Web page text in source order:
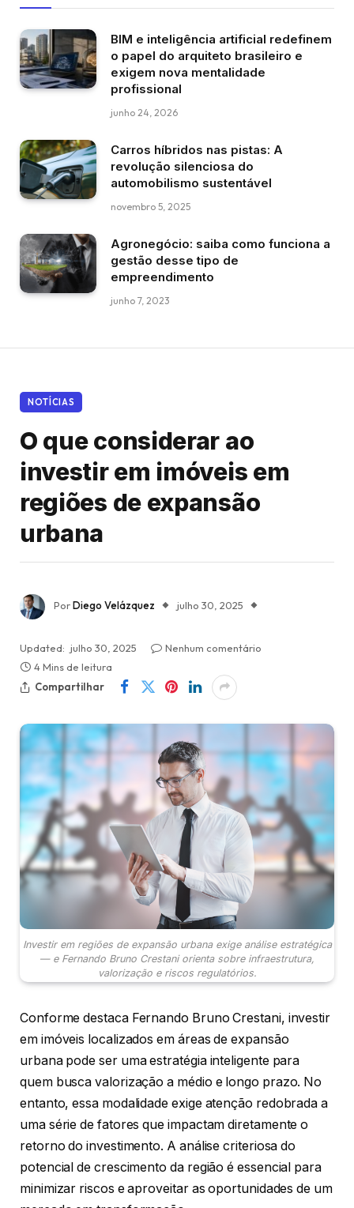
BIM e inteligência artificial redefinem
o papel do arquiteto brasileiro e
exigem nova mentalidade
profissional
junho 24, 2026
Carros híbridos nas pistas: A
revolução silenciosa do
automobilismo sustentável
novembro 5, 2025
Agronegócio: saiba como funciona a
gestão desse tipo de
empreendimento
junho 7, 2023
NOTÍCIAS
O que considerar ao
investir em imóveis em
regiões de expansão
urbana
PorDiego Velázquez julho 30, 2025
Updated: julho 30, 2025
Nenhum comentário
4 Mins de leitura
Compartilhar
Investir em regiões de expansão urbana exige análise estratégica
— e Fernando Bruno Crestani orienta sobre infraestrutura,
valorização e riscos regulatórios.
Conforme destaca Fernando Bruno Crestani, investir
em imóveis localizados em áreas de expansão
urbana pode ser uma estratégia inteligente para
quem busca valorização a médio e longo prazo. No
entanto, essa modalidade exige atenção redobrada a
uma série de fatores que impactam diretamente o
retorno do investimento. A análise criteriosa do
potencial de crescimento da região é essencial para
minimizar riscos e aproveitar as oportunidades de um